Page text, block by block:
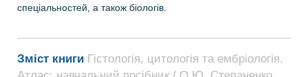
спеціальностей, а також біологів.
Зміст книги Гістологія, цитологія та ембріологія.